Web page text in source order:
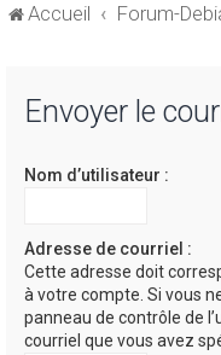
Accueil Forum-
Envoyer le
Nom d’utilisateur :
Adresse de courriel :
Cette adresse doit
à votre compte. Si vous
panneau de contrôle de
courriel que vous avez